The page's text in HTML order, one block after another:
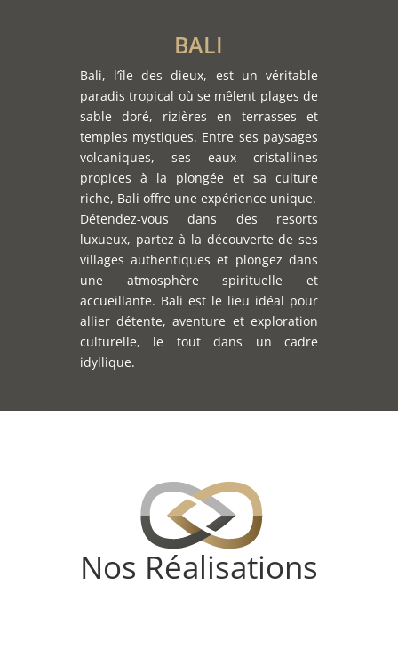
BALI
Bali, l’île des dieux, est un véritable
paradis tropical où se mêlent plages de
sable doré, rizières en terrasses et
temples mystiques. Entre ses paysages
volcaniques, ses eaux cristallines
propices à la plongée et sa culture
riche, Bali offre une expérience unique.
Détendez-vous dans des resorts
luxueux, partez à la découverte de ses
villages authentiques et plongez dans
une atmosphère spirituelle et
accueillante. Bali est le lieu idéal pour
allier détente, aventure et exploration
culturelle, le tout dans un cadre
idyllique.
Nos Réalisations